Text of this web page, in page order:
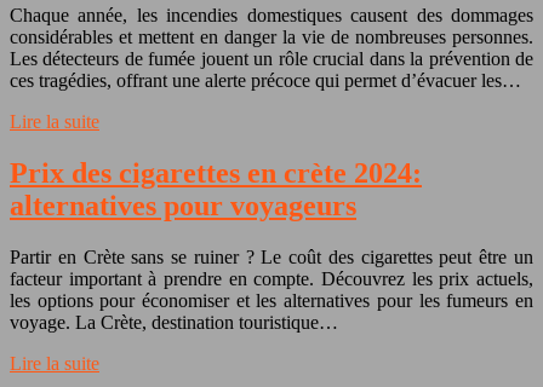
Chaque année, les incendies domestiques causent des dommages
considérables et mettent en danger la vie de nombreuses personnes.
Les détecteurs de fumée jouent un rôle crucial dans la prévention de
ces tragédies, offrant une alerte précoce qui permet d’évacuer les…
Lire la suite
Prix des cigarettes en crète 2024:
alternatives pour voyageurs
Partir en Crète sans se ruiner ? Le coût des cigarettes peut être un
facteur important à prendre en compte. Découvrez les prix actuels,
les options pour économiser et les alternatives pour les fumeurs en
voyage. La Crète, destination touristique…
Lire la suite